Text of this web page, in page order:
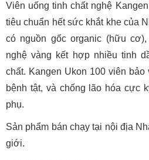
Viên uống tinh chất nghệ
tiêu chuẩn hết sức khắt khe của
có nguồn gốc organic (hữu
nghệ vàng kết hợp nhiều tinh
chất. Kangen Ukon 100 viên
bệnh tật, và chống lão hóa cực
phụ.
Sản phẩm bán chạy tại nội địa
giới.